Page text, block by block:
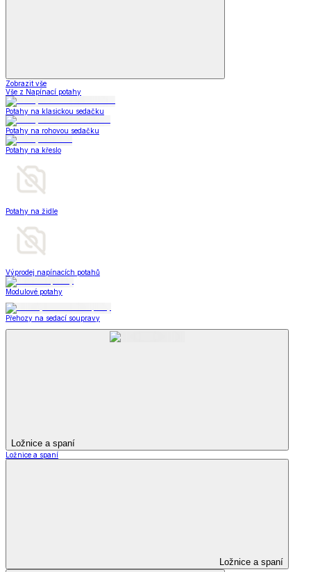
Zobrazit vše
Vše z Napínací potahy
Potahy na klasickou sedačku
Potahy na rohovou sedačku
Potahy na křeslo
Potahy na židle
Výprodej napínacích potahů
Modulové potahy
Přehozy na sedací soupravy
Ložnice a spaní
Ložnice a spaní
Ložnice a spaní